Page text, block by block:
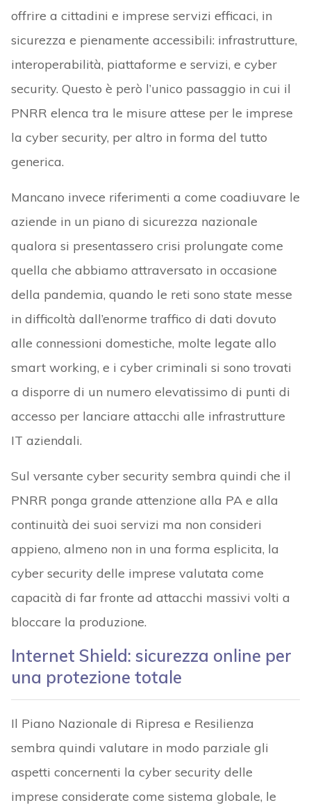
offrire a cittadini e imprese servizi efficaci, in
sicurezza e pienamente accessibili: infrastrutture,
interoperabilità, piattaforme e servizi, e cyber
security. Questo è però l’unico passaggio in cui il
PNRR elenca tra le misure attese per le imprese
la cyber security, per altro in forma del tutto
generica.
Mancano invece riferimenti a come coadiuvare le
aziende in un piano di sicurezza nazionale
qualora si presentassero crisi prolungate come
quella che abbiamo attraversato in occasione
della pandemia, quando le reti sono state messe
in difficoltà dall’enorme traffico di dati dovuto
alle connessioni domestiche, molte legate allo
smart working, e i cyber criminali si sono trovati
a disporre di un numero elevatissimo di punti di
accesso per lanciare attacchi alle infrastrutture
IT aziendali.
Sul versante cyber security sembra quindi che il
PNRR ponga grande attenzione alla PA e alla
continuità dei suoi servizi ma non consideri
appieno, almeno non in una forma esplicita, la
cyber security delle imprese valutata come
capacità di far fronte ad attacchi massivi volti a
bloccare la produzione.
Internet Shield: sicurezza online per
una protezione totale
Il Piano Nazionale di Ripresa e Resilienza
sembra quindi valutare in modo parziale gli
aspetti concernenti la cyber security delle
imprese considerate come sistema globale, le